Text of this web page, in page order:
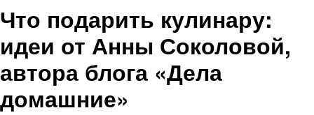
Что подарить кулинару:
идеи от Анны Соколовой,
автора блога «Дела
домашние»